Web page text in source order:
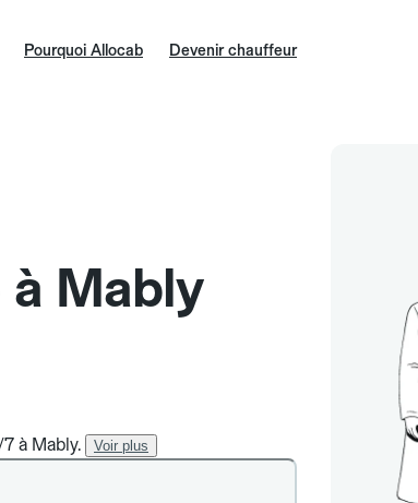
Pourquoi Allocab Devenir chauffeur
à Mably
à Mably. Voir plus